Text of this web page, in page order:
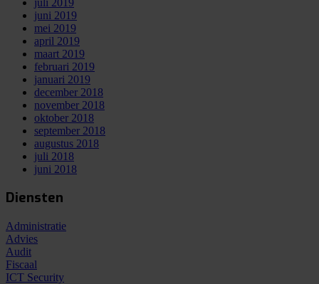
juni 2019
mei 2019
april 2019
maart 2019
februari 2019
januari 2019
december 2018
november 2018
oktober 2018
september 2018
augustus 2018
juli 2018
juni 2018
Diensten
Administratie
Advies
Audit
Fiscaal
ICT Security